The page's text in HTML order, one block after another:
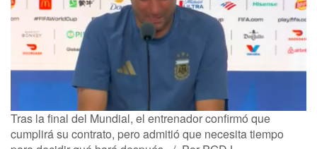
Tras la final del Mundial, el entrenador confirmó que
cumplirá su contrato, pero admitió que necesita tiempo